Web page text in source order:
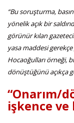
“Bu soruşturma,
yönelik açık bir
görünür kılan
yasa maddesi
Hocaoğulları örneği,
dönüştüğünü açıkça
“Onarım/
işkence